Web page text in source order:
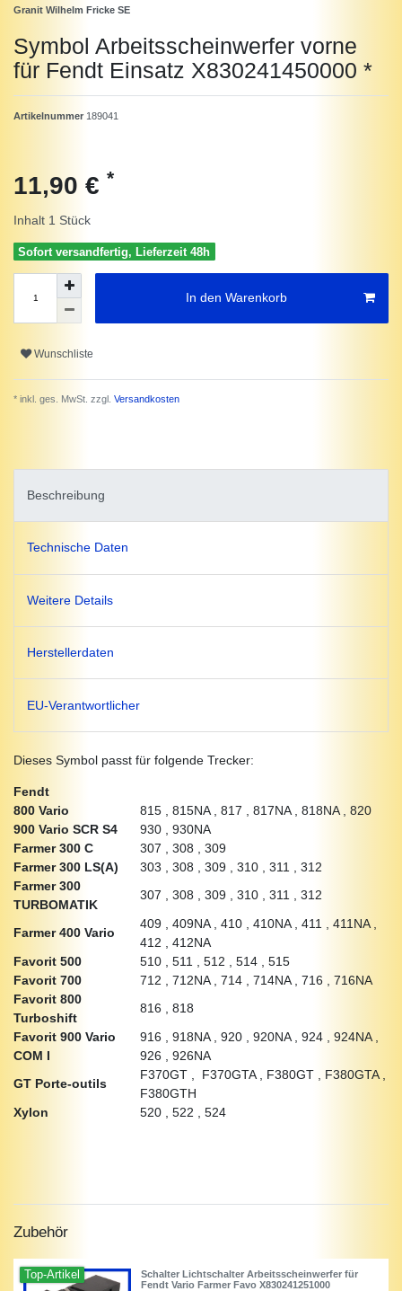
Granit Wilhelm Fricke SE
Symbol Arbeitsscheinwerfer vorne
für Fendt Einsatz X830241450000 *
Artikelnummer 189041
11,90 € *
Inhalt 1 Stück
Sofort versandfertig, Lieferzeit 48h
In den Warenkorb
Wunschliste
* inkl. ges. MwSt. zzgl. Versandkosten
Beschreibung
Technische Daten
Weitere Details
Herstellerdaten
EU-Verantwortlicher
Dieses Symbol passt für folgende Trecker:
Fendt
800 Vario
815 , 815NA , 817 , 817NA , 818NA , 820
900 Vario SCR S4
930 , 930NA
Farmer 300 C
307 , 308 , 309
Farmer 300 LS(A)
303 , 308 , 309 , 310 , 311 , 312
Farmer 300
TURBOMATIK
307 , 308 , 309 , 310 , 311 , 312
Farmer 400 Vario
409 , 409NA , 410 , 410NA , 411 , 411NA ,
412 , 412NA
Favorit 500
510 , 511 , 512 , 514 , 515
Favorit 700
712 , 712NA , 714 , 714NA , 716 , 716NA
Favorit 800
Turboshift
816 , 818
Favorit 900 Vario
COM I
916 , 918NA , 920 , 920NA , 924 , 924NA ,
926 , 926NA
GT Porte-outils
F370GT , F370GTA , F380GT , F380GTA ,
F380GTH
Xylon
520 , 522 , 524
Zubehör
Top-Artikel
Schalter Lichtschalter Arbeitsscheinwerfer für
Fendt Vario Farmer Favo X830241251000